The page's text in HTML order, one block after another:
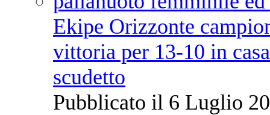
Ekipe Orizzonte
vittoria per 13-10 in
scudetto
Pubblicato il 6 Luglio